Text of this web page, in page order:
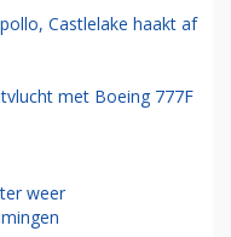
Castlelake haakt af
met Boeing 777F
weer